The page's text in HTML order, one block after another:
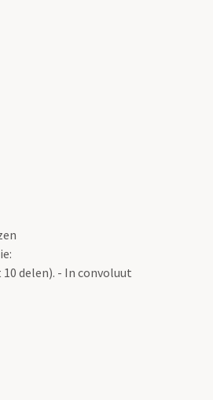
10 delen). - In convoluut